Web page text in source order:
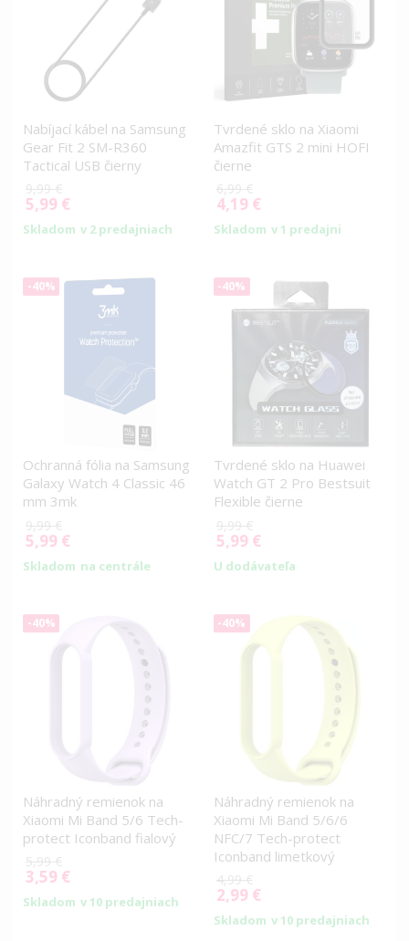
Nabíjací kábel na Samsung
Gear Fit 2 SM-R360
Tactical USB čierny
9,99 €
Special
Price
5,99 €
Skladom v 2 predajniach
Tvrdené sklo na Xiaomi
Amazfit GTS 2 mini HOFI
čierne
6,99 €
Special
Price
4,19 €
Skladom v 1 predajni
-40%
Ochranná fólia na Samsung
Galaxy Watch 4 Classic 46
mm 3mk
9,99 €
Special
5,99 €
Skladom na centrále
-40%
Tvrdené sklo na Huawei
Watch GT 2 Pro Bestsuit
Flexible čierne
9,99 €
Special
5,99 €
U dodávateľa
-40%
Náhradný remienok na
Xiaomi Mi Band 5/6 Tech-
protect Iconband fialový
5,99 €
Special
Price
3,59 €
Skladom v 10 predajniach
-40%
Náhradný remienok na
Xiaomi Mi Band 5/6/6
NFC/7 Tech-protect
Iconband limetkový
4,99 €
Special
Price
2,99 €
Skladom v 10 predajniach